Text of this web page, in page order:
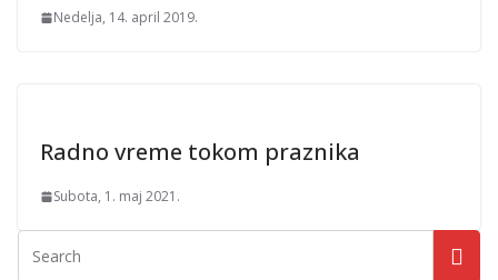
Nedelja, 14. april 2019.
Radno vreme tokom praznika
Subota, 1. maj 2021.